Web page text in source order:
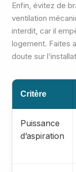
Enfin, évitez de
ventilation
interdit, car il
logement. Faites
doute sur
Critère
Puissance
d’aspiration